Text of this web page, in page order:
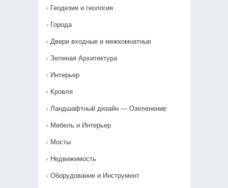
Геодезия и геология
Города
Двери входные и межкомнатные
Зеленая Архитектура
Интерьер
Кровля
Ландшафтный дизайн — Озеленение‎
Мебель и Интерьер
Мосты
Недвижимость
Оборудование и Инструмент